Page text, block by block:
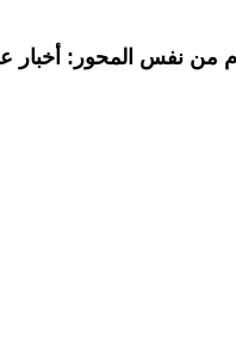
من نفس المحور: أخبار